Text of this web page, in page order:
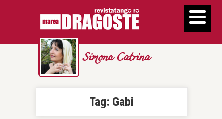
Simona Catrina
Tag: Gabi